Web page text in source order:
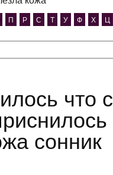
П Р С Т У Ф Х Ц
сонник